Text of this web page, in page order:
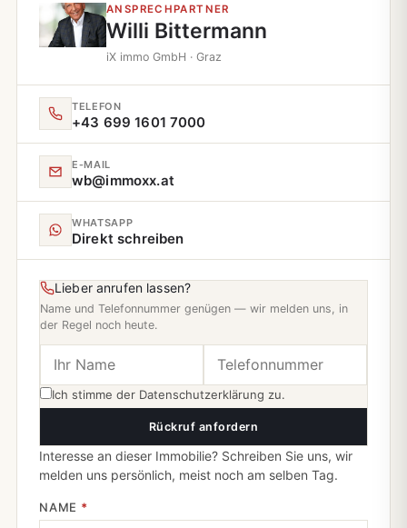
ANSPRECHPARTNER
Willi Bittermann
iX immo GmbH · Graz
TELEFON
+43 699 1601 7000
E‑MAIL
wb@immoxx.at
WHATSAPP
Direkt schreiben
Lieber anrufen lassen?
Name und Telefonnummer genügen — wir melden uns, in
der Regel noch heute.
Ich stimme der Datenschutzerklärung zu.
Rückruf anfordern
Interesse an dieser Immobilie? Schreiben Sie uns, wir
melden uns persönlich, meist noch am selben Tag.
NAME *